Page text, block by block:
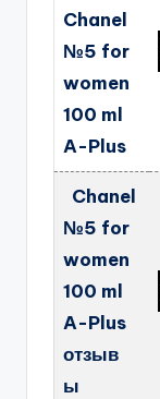
Chanel
№5 for
women
100 ml
A-Plus
Chanel
№5 for
women
100 ml
A-Plus
отзыв
ы